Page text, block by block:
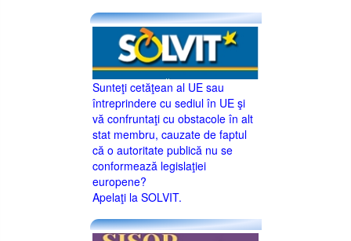
Sunteţi cetăţean al UE sau
întreprindere cu sediul în UE şi
vă confruntaţi cu obstacole în alt
stat membru, cauzate de faptul
că o autoritate publică nu se
conformează legislaţiei
europene?
Apelaţi la SOLVIT.